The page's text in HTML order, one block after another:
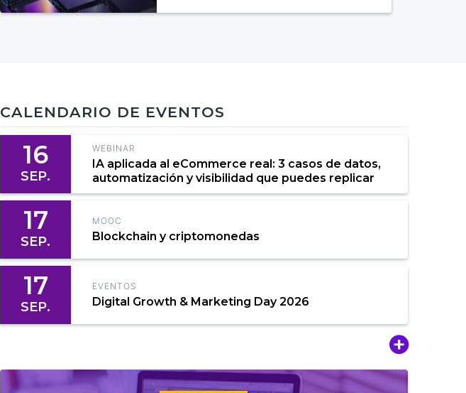
CALENDARIO DE EVENTOS
16
SEP.
WEBINAR
IA aplicada al eCommerce real: 3 casos de datos,
automatización y visibilidad que puedes replicar
17
SEP.
MOOC
Blockchain y criptomonedas
17
SEP.
EVENTOS
Digital Growth & Marketing Day 2026